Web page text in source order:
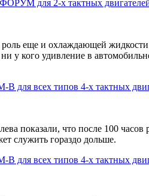
ФОРУМ для 2-х тактных
еще и охлаждающей
кого удивление в
для всех типов 4-х тактных
показали, что после 100
служить гораздо дольше.
для всех типов 4-х тактных